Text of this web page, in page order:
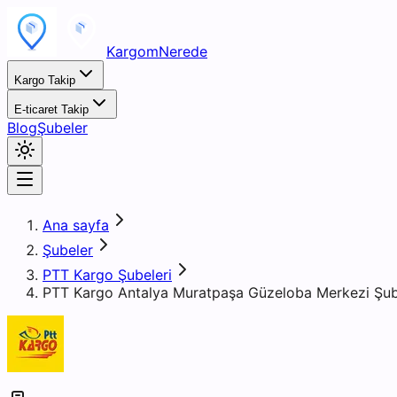
KargomNerede
Kargo Takip
E-ticaret Takip
BlogŞubeler
Ana sayfa
Şubeler
PTT Kargo Şubeleri
PTT Kargo Antalya Muratpaşa Güzeloba Merkezi